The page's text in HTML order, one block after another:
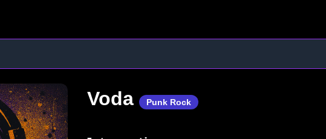
Voda Punk Rock